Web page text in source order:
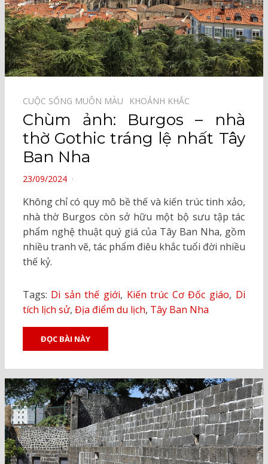
CUỘC SỐNG MUÔN MÀU⠀ KHOẢNH KHẮC⠀
Chùm ảnh: Burgos – nhà
thờ Gothic tráng lệ nhất Tây
Ban Nha
POSTED
23/09/2024
Không chỉ có quy mô bề thế và kiến trúc tinh xảo,
nhà thờ Burgos còn sở hữu một bộ sưu tập tác
phẩm nghệ thuật quý giá của Tây Ban Nha, gồm
nhiều tranh vẽ, tác phẩm điêu khắc tuổi đời nhiều
thế kỷ.
Tags: Di sản thế giới, Kiến trúc Cơ Đốc giáo, Di
tích lịch sử, Địa điểm du lịch, Tây Ban Nha
ĐỌC BÀI NÀY